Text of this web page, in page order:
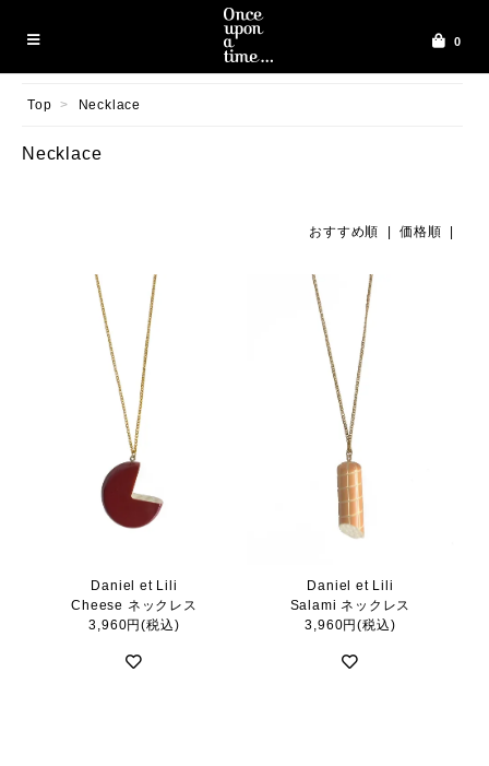
0
Top > Necklace
Necklace
おすすめ順 | 価格順 |
Daniel et Lili
Cheese ネックレス
3,960円(税込)
Daniel et Lili
Salami ネックレス
3,960円(税込)